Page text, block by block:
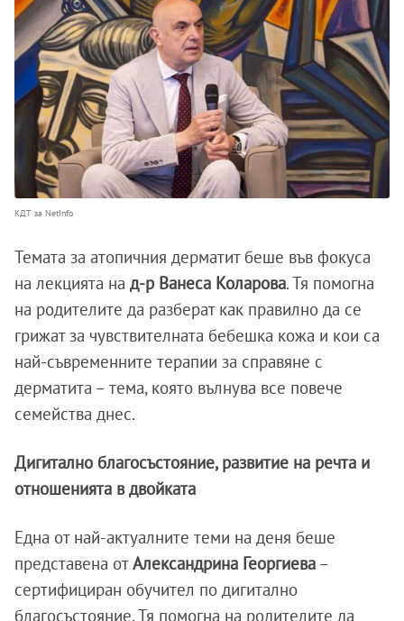
КДТ за NetInfo
Темата за атопичния дерматит беше във фокуса
на лекцията на д-р Ванеса Коларова. Тя помогна
на родителите да разберат как правилно да се
грижат за чувствителната бебешка кожа и кои са
най-съвременните терапии за справяне с
дерматита – тема, която вълнува все повече
семейства днес.
Дигитално благосъстояние, развитие на речта и
отношенията в двойката
Една от най-актуалните теми на деня беше
представена отАлександрина Георгиева –
сертифициран обучител по дигитално
благосъстояние. Тя помогна на родителите да